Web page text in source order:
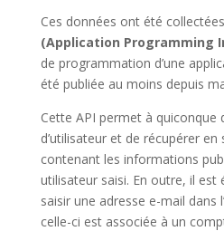
Ces données ont été collectées
(Application Programming
de programmation d’une
été publiée au moins depuis
Cette API permet à quiconque
d’utilisateur et de récupérer en
contenant les informations
utilisateur saisi. En outre, il est
saisir une adresse e-mail dans
celle-ci est associée à un